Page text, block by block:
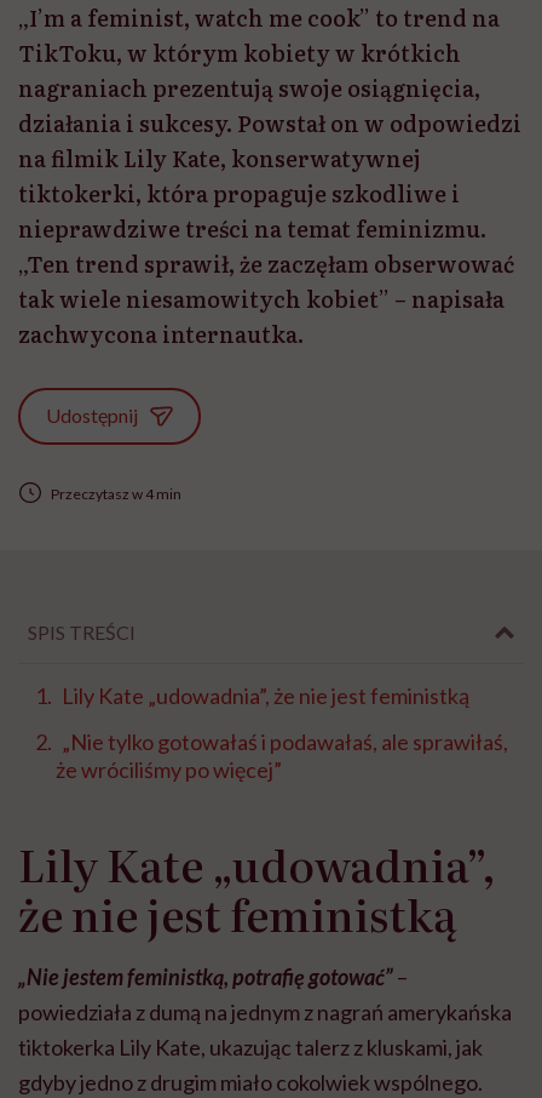
„I’m a feminist, watch me cook” to trend na
TikToku, w którym kobiety w krótkich
nagraniach prezentują swoje osiągnięcia,
działania i sukcesy. Powstał on w odpowiedzi
na filmik Lily Kate, konserwatywnej
tiktokerki, która propaguje szkodliwe i
nieprawdziwe treści na temat feminizmu.
„Ten trend sprawił, że zaczęłam obserwować
tak wiele niesamowitych kobiet” – napisała
zachwycona internautka.
Udostępnij
Przeczytasz w 4 min
SPIS TREŚCI
Lily Kate „udowadnia”, że nie jest feministką
„Nie tylko gotowałaś i podawałaś, ale sprawiłaś,
że wróciliśmy po więcej”
Lily Kate „udowadnia”,
że nie jest feministką
„Nie jestem feministką, potrafię gotować”–
powiedziała z dumą na jednym z nagrań amerykańska
tiktokerka Lily Kate, ukazując talerz z kluskami, jak
gdyby jedno z drugim miało cokolwiek wspólnego.